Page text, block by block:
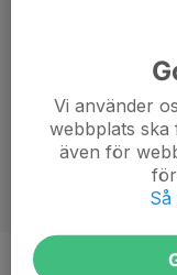
Vi använder
webbplats ska
även för